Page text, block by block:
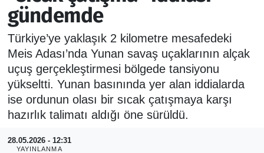
gündemde
Türkiye’ye yaklaşık 2 kilometre mesafedeki
Meis Adası’nda Yunan savaş uçaklarının alçak
uçuş gerçekleştirmesi bölgede tansiyonu
yükseltti. Yunan basınında yer alan iddialarda
ise ordunun olası bir sıcak çatışmaya karşı
hazırlık talimatı aldığı öne sürüldü.
28.05.2026 - 12:31
YAYINLANMA
SİYASET
SPOR
ASAYİŞ
RESMİ REKLAM
Tüm Manşetler
Son Dakika Haberleri
Haber Arşivi